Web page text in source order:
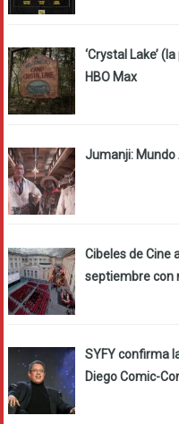
‘Crystal Lake’
HBO Max
Jumanji: Mundo
Cibeles de Cine
septiembre con
SYFY confirma
Diego Comic-